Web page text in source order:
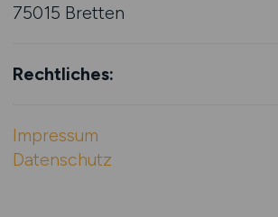
75015 Bretten
Rechtliches:
Impressum
Datenschutz